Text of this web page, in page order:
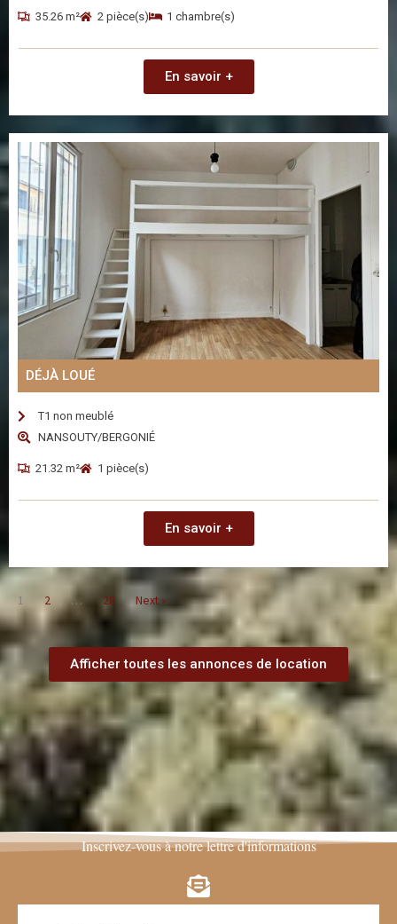
35.26 m² 2 pièce(s) 1 chambre(s)
En savoir +
DÉJÀ LOUÉ
T1 non meublé
NANSOUTY/BERGONIÉ
21.32 m² 1 pièce(s)
En savoir +
1 2 … 28 Next »
Afficher toutes les annonces de location
Inscrivez-vous à notre lettre d'informations